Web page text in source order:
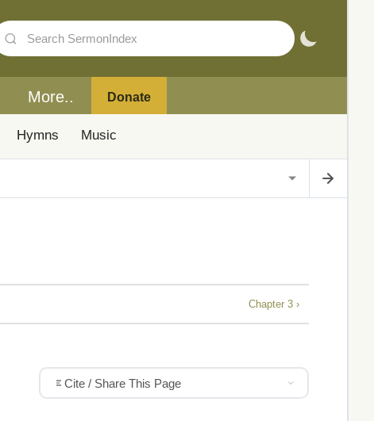
More.. Donate
Hymns Music
Chapter 3 ›
Cite / Share This Page